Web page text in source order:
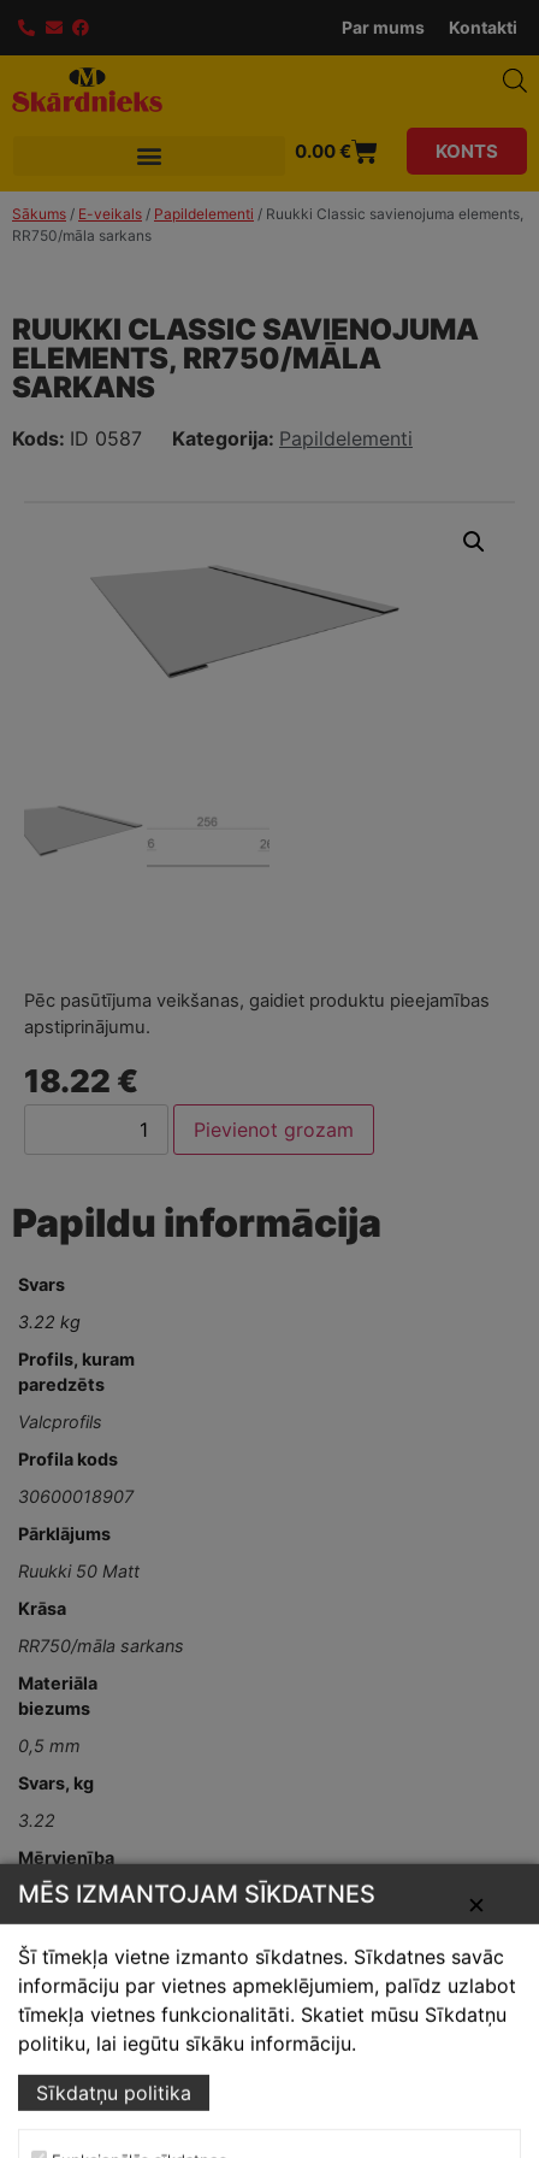
Par mums Kontakti
0.00€ KONTS
Sākums / E-veikals / Papildelementi / Ruukki Classic savienojuma elements,
RR750/māla sarkans
RUUKKI CLASSIC SAVIENOJUMA
ELEMENTS, RR750/MĀLA
SARKANS
Kods: ID 0587 Kategorija: Papildelementi
Pēc pasūtījuma veikšanas, gaidiet produktu pieejamības
apstiprinājumu.
18.22 €
Pievienot grozam
Papildu informācija
Svars
3.22 kg
Profils, kuram
paredzēts
Valcprofils
Profila kods
30600018907
Pārklājums
Ruukki 50 Matt
Krāsa
RR750/māla sarkans
Materiāla
biezums
0,5 mm
Svars, kg
3.22
Mērvienība
gab
mm
L-2000
✕
MĒS IZMANTOJAM SĪKDATNES
Šī tīmekļa vietne izmanto sīkdatnes. Sīkdatnes savāc
informāciju par vietnes apmeklējumiem, palīdz uzlabot
tīmekļa vietnes funkcionalitāti. Skatiet mūsu Sīkdatņu
politiku, lai iegūtu sīkāku informāciju.
Sīkdatņu politika